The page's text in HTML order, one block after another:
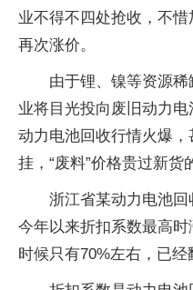
业不得不四处抢收，不
再次涨价。
由于锂、镍等资源
业将目光投向废旧动力电
动力电池回收行情火爆
挂，“废料”价格贵过新货
浙江省某动力电池回
今年以来折扣系数最高
时候只有70%左右，已经